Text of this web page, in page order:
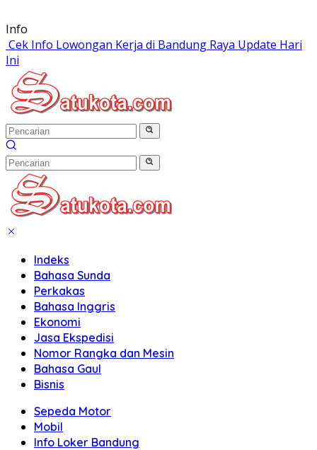
Langsung
ke
konten
Info
Cek Info Lowongan Kerja di Bandung Raya Update Hari
Ini
Indeks
Bahasa Sunda
Perkakas
Bahasa Inggris
Ekonomi
Jasa Ekspedisi
Nomor Rangka dan Mesin
Bahasa Gaul
Bisnis
Sepeda Motor
Mobil
Info Loker Bandung